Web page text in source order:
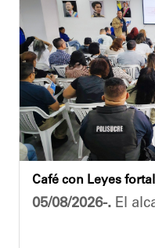
El alcalde
"Damos las
​Por su parte, el
​"Tenemos un
Finalmente, el
Esta jornada
05/08/2026-. El